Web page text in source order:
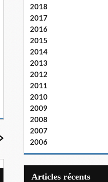
2018
2017
2016
2015
2014
2013
2012
2011
2010
2009
2008
2007
2006
articles récents